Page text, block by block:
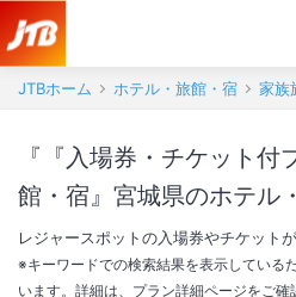
JTBホーム ホテル・旅館・宿 家族
『『入場券・チケット
館・宿』宮城県のホテル
レジャースポットの入場券やチケット
※キーワードでの検索結果を表示している
います。詳細は、プラン詳細ページをご確